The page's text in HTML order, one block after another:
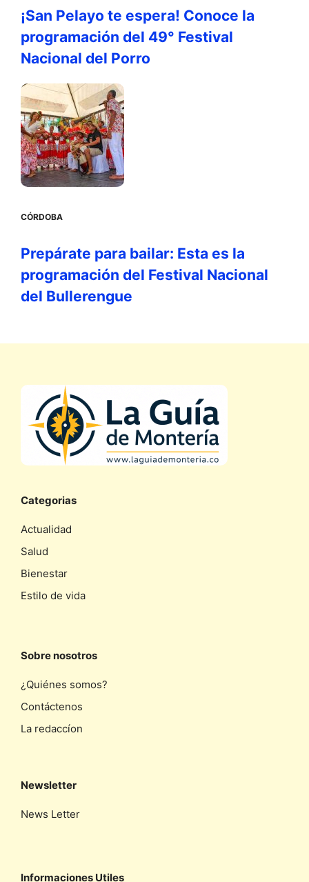
¡San Pelayo te espera! Conoce la
programación del 49° Festival
Nacional del Porro
CÓRDOBA
Prepárate para bailar: Esta es la
programación del Festival Nacional
del Bullerengue
Categorias
Actualidad
Salud
Bienestar
Estilo de vida
Sobre nosotros
¿Quiénes somos?
Contáctenos
La redaccíon
Newsletter
News Letter
Informaciones Utiles